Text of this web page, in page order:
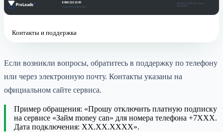
Контакты и поддержка
Если возникли вопросы, обратитесь в поддержку по телефону
или через электронную почту. Контакты указаны на
официальном сайте сервиса.
Пример обращения: «Прошу отключить платную подписку
на сервисе «Займ money can» для номера телефона +7XXX.
Дата подключения: XX.XX.XXXX».